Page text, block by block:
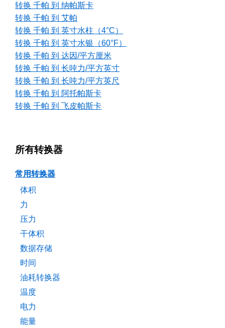
转换 千帕 到 纳帕斯卡
转换 千帕 到 艾帕
转换 千帕 到 英寸水柱（4°C）
转换 千帕 到 英寸水银（60°F）
转换 千帕 到 达因/平方厘米
转换 千帕 到 长吨力/平方英寸
转换 千帕 到 长吨力/平方英尺
转换 千帕 到 阿托帕斯卡
转换 千帕 到 飞皮帕斯卡
所有转换器
常用转换器
体积
力
压力
干体积
数据存储
时间
油耗转换器
温度
电力
能量